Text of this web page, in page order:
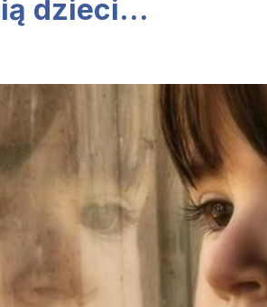
dzieci...